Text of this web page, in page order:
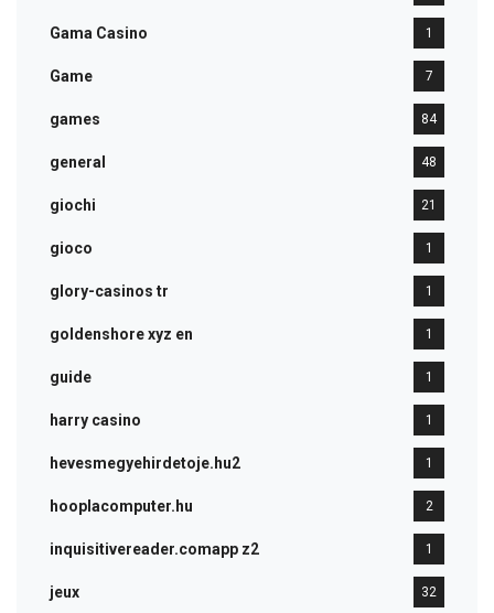
Gama Casino 1
Game 7
games 84
general 48
giochi 21
gioco 1
glory-casinos tr 1
goldenshore xyz en 1
guide 1
harry casino 1
hevesmegyehirdetoje.hu2 1
hooplacomputer.hu 2
inquisitivereader.comapp z2 1
jeux 32